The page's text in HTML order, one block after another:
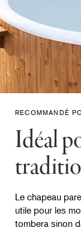
RECOMMANDÉ
Idéal
Le chapeau
utile pour les
tombera sinon